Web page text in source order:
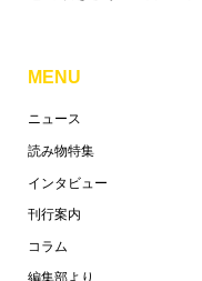
MENU
ニュース
読み物特集
インタビュー
刊行案内
コラム